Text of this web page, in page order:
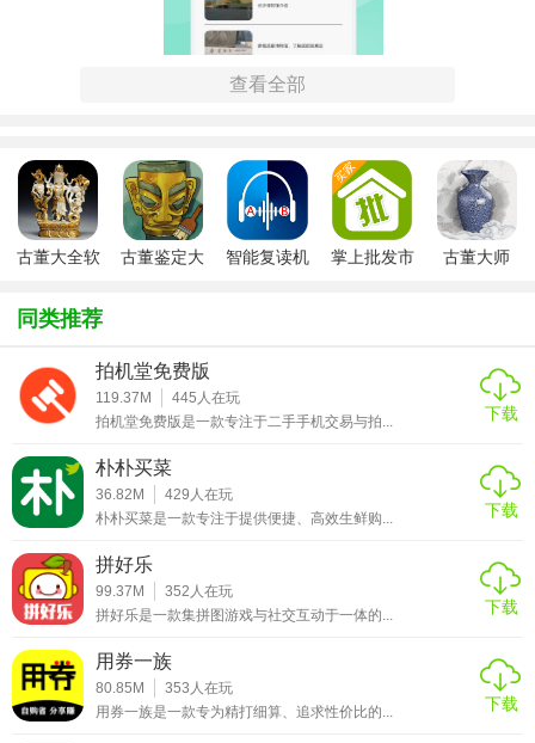
【古董大全软件 1.1功能】
搜索快速找到感兴趣的古董信息。
2. 鉴定技巧学习：内置专业的古董鉴定指南，帮助用户提升
鉴别真伪的能力。
3. 市场趋势分析：定期更新古董市场动态，为用户提供投资
收藏的建议。
4. 社区互动交流：设立用户论坛，让用户分享收藏心得，交
【古董大全软件 1.1内容】
览。
2. 高清图片欣赏：提供大量古董高清图片，让用户近距离欣
查看全部
古董大全软
古董鉴定大
智能复读机
掌上批发市
古董大师
同类推荐
拍机堂免费版
119.37M 445 人在玩
拍机堂免费版是一款专注于二手手机交易与拍...
下载
朴朴买菜
36.82M 429 人在玩
朴朴买菜是一款专注于提供便捷、高效生鲜购...
下载
拼好乐
99.37M 352 人在玩
拼好乐是一款集拼图游戏与社交互动于一体的...
下载
用券一族
80.85M 353 人在玩
用券一族是一款专为精打细算、追求性价比的...
下载